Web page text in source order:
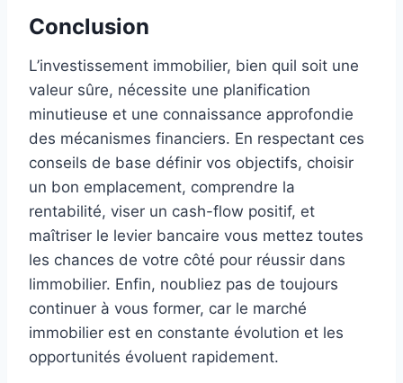
Conclusion
L’investissement immobilier, bien quil soit une
valeur sûre, nécessite une planification
minutieuse et une connaissance approfondie
des mécanismes financiers. En respectant ces
conseils de base définir vos objectifs, choisir
un bon emplacement, comprendre la
rentabilité, viser un cash-flow positif, et
maîtriser le levier bancaire vous mettez toutes
les chances de votre côté pour réussir dans
limmobilier. Enfin, noubliez pas de toujours
continuer à vous former, car le marché
immobilier est en constante évolution et les
opportunités évoluent rapidement.